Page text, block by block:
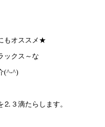
もオススメ★
ックス～な
(^-^)
⒉３滴たらします。